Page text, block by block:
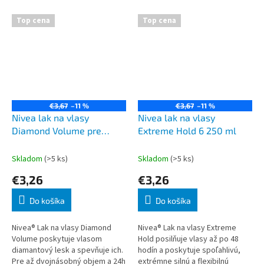
Top cena
€3,67 –11 %
Nivea lak na vlasy
Diamond Volume pre
Skladom (>5 ks)
€3,26
Do košíka
Nivea® Lak na vlasy Diamond
Volume poskytuje vlasom
diamantový lesk a spevňuje ich.
Pre až dvojnásobný objem a 24h
Top cena
€3,67 –11 %
Nivea lak na vlasy
Extreme Hold 6 250 ml
Skladom (>5 ks)
€3,26
Do košíka
Nivea® Lak na vlasy Extreme
Hold posilňuje vlasy až po 48
hodín a poskytuje spoľahlivú,
extrémne silnú a flexibilnú